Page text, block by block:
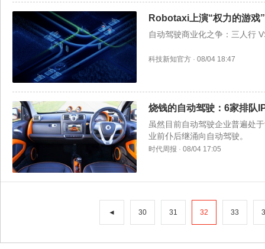
Robotaxi上演“权力的游戏”
自动驾驶商业化之争：三人行
科技新知官方 · 08/04 18:47
烧钱的自动驾驶：6家排队
虽然目前自动驾驶企业普遍处
业前仆后继涌向自动驾驶。
时代周报 · 08/04 17:05
◄ 30 31 32 33